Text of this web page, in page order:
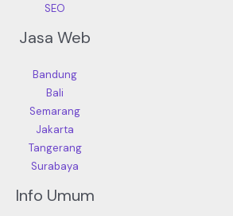
SEO
Jasa Web
Bandung
Bali
Semarang
Jakarta
Tangerang
Surabaya
Info Umum